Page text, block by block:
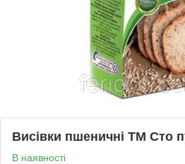
Висівки пшеничні ТМ Сто
В наявності